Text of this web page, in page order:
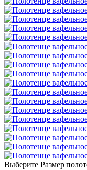
Выберите Размер